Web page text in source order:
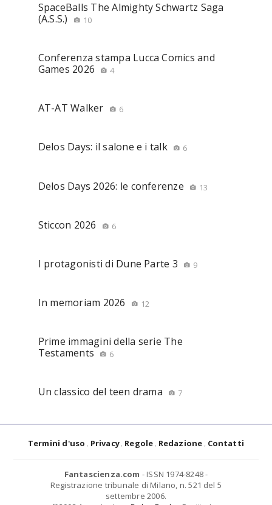
SpaceBalls The Almighty Schwartz Saga
(A.S.S.)
10
Conferenza stampa Lucca Comics and
Games 2026
4
AT-AT Walker 6
Delos Days: il salone e i talk 6
Delos Days 2026: le conferenze 13
Sticcon 2026 6
I protagonisti di Dune Parte 3 9
In memoriam 2026 12
Prime immagini della serie The
Testaments
6
Un classico del teen drama 7
Termini d'uso Privacy Regole Redazione Contatti
Fantascienza.com - ISSN 1974-8248 -
Registrazione tribunale di Milano, n. 521 del 5
settembre 2006.